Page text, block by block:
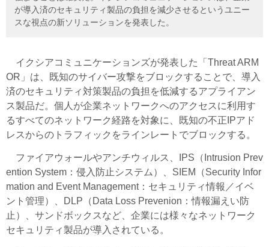
が導入済のセキュリティ製品の負担を減少させるというユニー
スな視点の新ソリューションを発表した。
イクシアコミュニケーションズが発表した「Threat ARM
OR」は、既知のサイバー攻撃をブロックすることで、導入
済のセキュリティ対策製品の負担を低減するアプライアン
ス製品だ。個人が企業ネットワークへのアクセスに利用す
るすべてのネットワーク経路を対象に、既知の不正IPアド
レスからのトラフィックをラインレートでブロックする。
ファイアウォールやアンチウィルス、IPS（Intrusion Prev
ention System：侵入防止システム）、SIEM（Security Infor
mation and Event Management：セキュリティ情報／イベ
ント管理）、DLP（Data Loss Prevenion：情報漏えい防
止）、サンドボックスなど、企業には様々なネットワーク
セキュリティ製品が導入されている。